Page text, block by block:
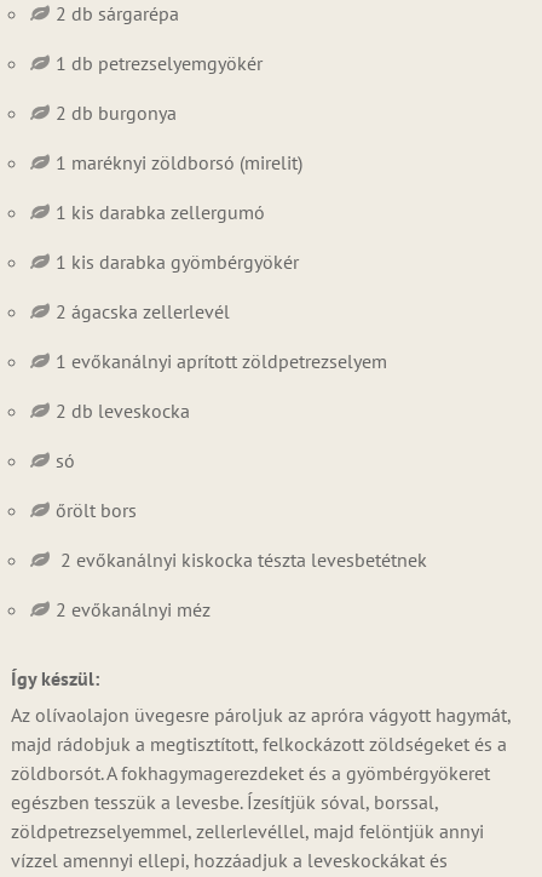
2 db sárgarépa
1 db petrezselyemgyökér
2 db burgonya
1 maréknyi zöldborsó (mirelit)
1 kis darabka zellergumó
1 kis darabka gyömbérgyökér
2 ágacska zellerlevél
1 evőkanálnyi aprított zöldpetrezselyem
2 db leveskocka
só
őrölt bors
2 evőkanálnyi kiskocka tészta levesbetétnek
2 evőkanálnyi méz
Így készül:
Az olívaolajon üvegesre pároljuk az apróra vágyott hagymát,
majd rádobjuk a megtisztított, felkockázott zöldségeket és a
zöldborsót. A fokhagymagerezdeket és a gyömbérgyökeret
egészben tesszük a levesbe. Ízesítjük sóval, borssal,
zöldpetrezselyemmel, zellerlevéllel, majd felöntjük annyi
vízzel amennyi ellepi, hozzáadjuk a leveskockákat és